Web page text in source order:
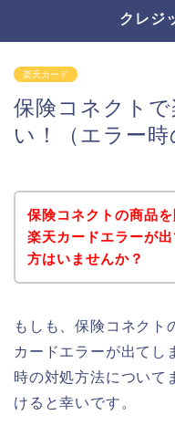
クレジ
楽天カード
保険コネクト
い！（エラー時
保険コネクトの商品を
楽天カードエラーが
方はいませんか？
もしも、保険コネクト
カードエラーが出てし
時の対処方法について
けると幸いです。